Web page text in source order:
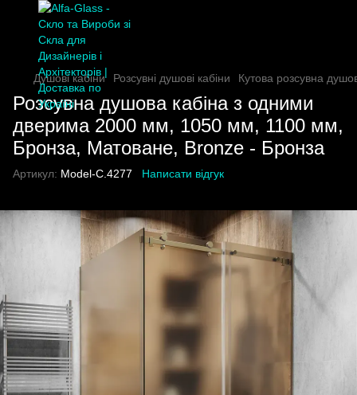
Душові кабіни Розсувні душові кабіни Кутова розсувна
Розсувна душова кабіна з одними
дверима 2000 мм, 1050 мм, 1100 мм,
Бронза, Матоване, Bronze - Бронза
Артикул: Model-C.4277 Написати відгук